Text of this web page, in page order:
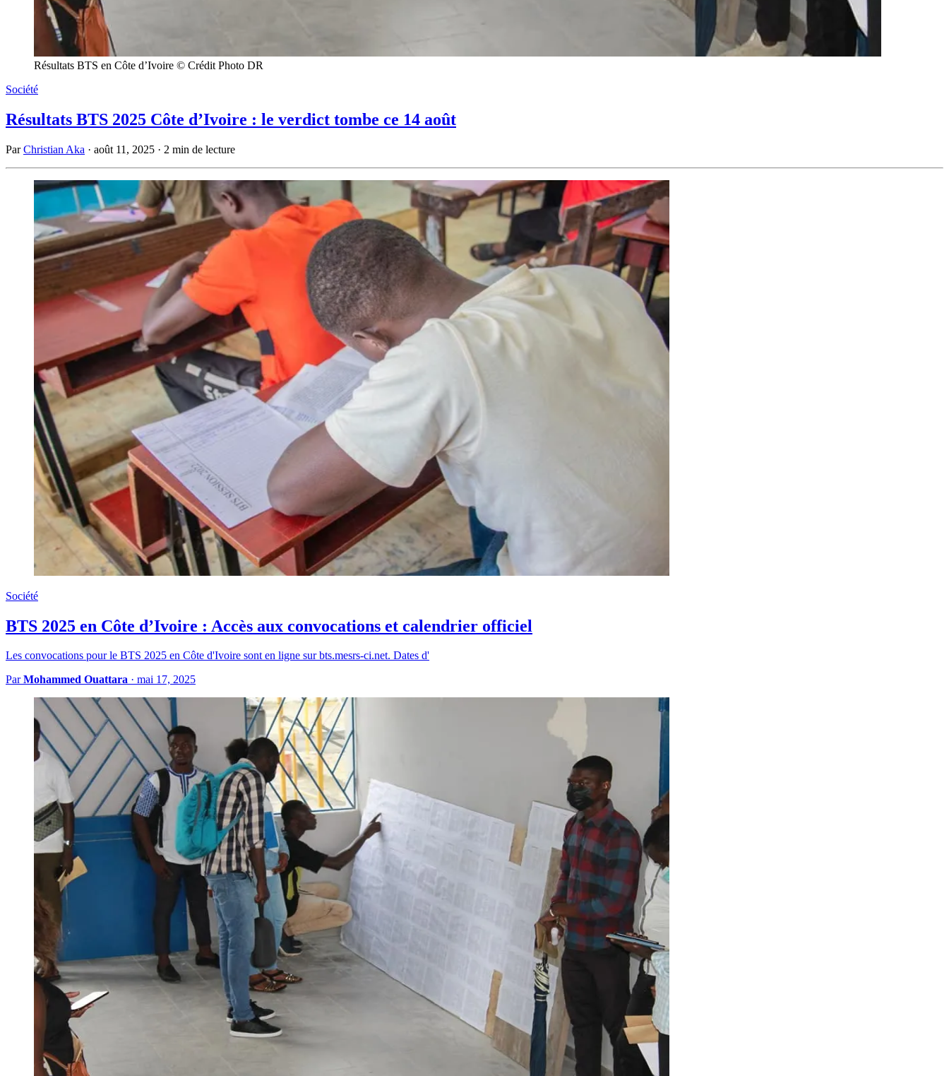
Résultats BTS en Côte d’Ivoire © Crédit Photo DR
Société
Résultats BTS 2025 Côte d’Ivoire : le verdict tombe ce 14 août
ParChristian Aka · août 11, 2025 · 2 min de lecture
Société
BTS 2025 en Côte d’Ivoire : Accès aux convocations et calendrier officiel
Les convocations pour le BTS 2025 en Côte d'Ivoire sont en ligne sur bts.mesrs-ci.net. Dates d'
ParMohammed Ouattara · mai 17, 2025